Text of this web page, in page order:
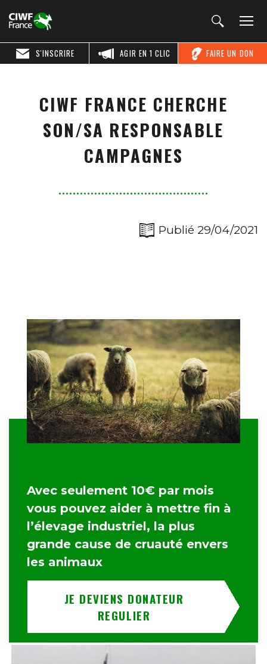
FAIRE UN DON
AGIR EN 1 CLIC
S'INSCRIRE
CIWF FRANCE CHERCHE
SON/SA RESPONSABLE
CAMPAGNES
Publié 29/04/2021
Avec seulement 10€ par mois
vous pouvez aider à mettre fin à
l’élevage industriel, la plus
grande cause de cruauté envers
les animaux
JE DEVIENS DONATEUR
REGULIER